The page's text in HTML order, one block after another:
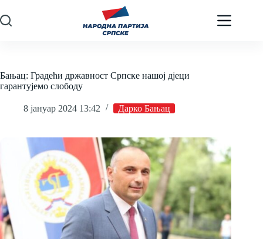
to
content
Бањац: Градећи државност Српске нашој дјеци
гарантујемо слободу
8 јануар 2024 13:42 Дарко Бањац